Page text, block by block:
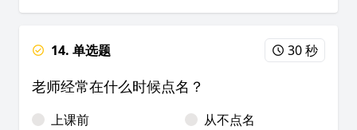
14. 单选题 30 秒
老师经常在什么时候点名？
上课前
从不点名